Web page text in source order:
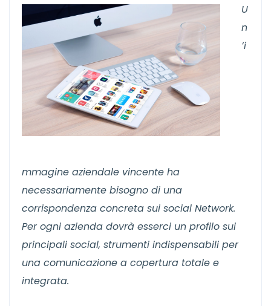
U
n
’i
mmagine aziendale vincente ha
necessariamente bisogno di una
corrispondenza concreta sui social Network.
Per ogni azienda dovrà esserci un profilo sui
principali social, strumenti indispensabili per
una comunicazione a copertura totale e
integrata.